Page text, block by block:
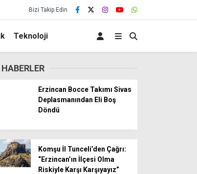
Bizi Takip Edin
Teknoloji
Erzincan Bocce Takımı Sivas
Deplasmanından Eli Boş
Döndü
Komşu İl Tunceli’den Çağrı:
“Erzincan’ın İlçesi Olma
Riskiyle Karşı Karşıyayız”